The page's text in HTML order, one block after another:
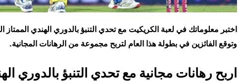
وتوقع الفائزين في بطولة هذا العام لتربح مجموعة من الرهانات المجانية.
اربح رهانات مجانية مع تحدي التنبؤ بالدوري